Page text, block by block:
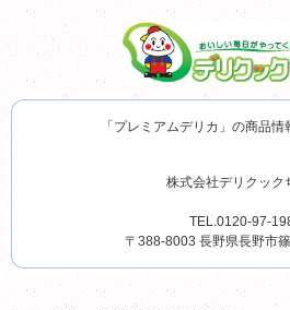
「プレミアムデリカ」の商品情
株式会社デリクック
TEL.0120-97-
〒388-8003 長野県長野市